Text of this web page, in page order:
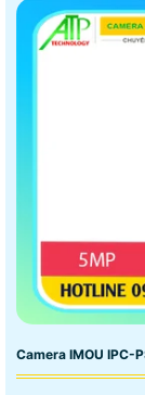
Camera IMOU IPC-